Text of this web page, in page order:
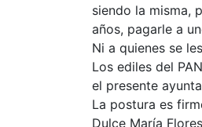
siendo la misma,
años, pagarle a
Ni a quienes se
Los ediles del
el presente
La postura es
Dulce María